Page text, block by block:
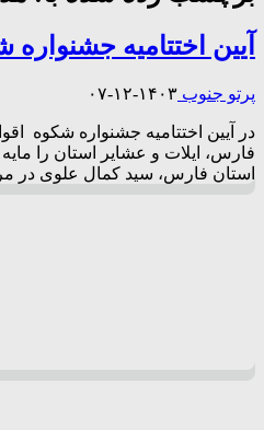
آیین اختتامیه
پرتو جنوب ۱۴۰۳-۱۲-۰۷
در آیین اختتامیه جشنواره شکوه
فارس، ایلات و عشایر استان را
استان فارس، سید کمال علوی در